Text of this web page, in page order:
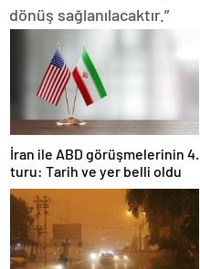
dönüş sağlanılacaktır.”
İran ile ABD görüşmelerinin 4.
turu: Tarih ve yer belli oldu